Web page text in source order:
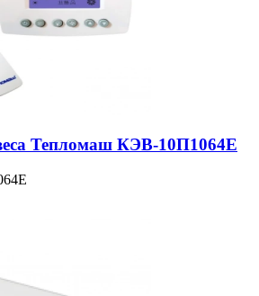
Тепломаш КЭВ-10П1064Е